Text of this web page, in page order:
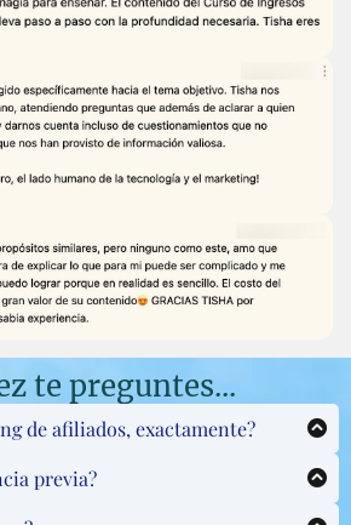
te preguntes...
de afiliados, exactamente?
cosas que te gustan
previa?